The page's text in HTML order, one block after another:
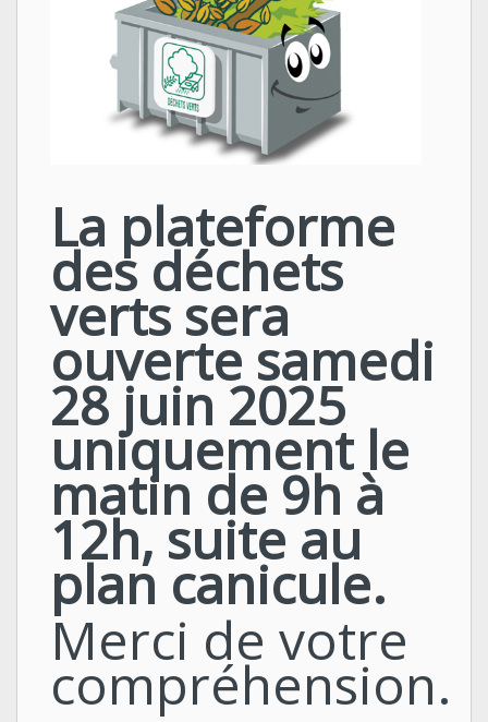
La plateforme
des déchets
verts sera
ouverte samedi
28 juin 2025
uniquement le
matin de 9h à
12h, suite au
plan canicule.
Merci de votre
compréhension.